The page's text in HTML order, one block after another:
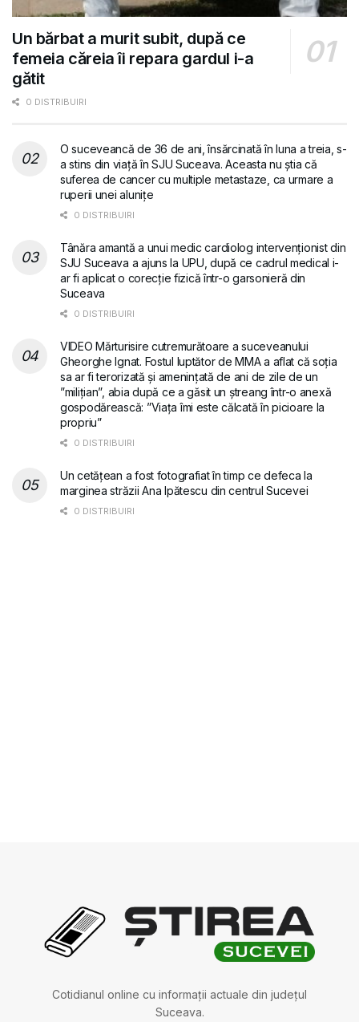
Un bărbat a murit subit, după ce
femeia căreia îi repara gardul i-a
gătit
0 DISTRIBUIRI
O suceveancă de 36 de ani, însărcinată în luna a treia, s-
a stins din viață în SJU Suceava. Aceasta nu știa că
suferea de cancer cu multiple metastaze, ca urmare a
ruperii unei alunițe
0 DISTRIBUIRI
Tânăra amantă a unui medic cardiolog intervenționist din
SJU Suceava a ajuns la UPU, după ce cadrul medical i-
ar fi aplicat o corecție fizică într-o garsonieră din
Suceava
0 DISTRIBUIRI
VIDEO Mărturisire cutremurătoare a suceveanului
Gheorghe Ignat. Fostul luptător de MMA a aflat că soția
sa ar fi terorizată și amenințată de ani de zile de un
”milițian”, abia după ce a găsit un ștreang într-o anexă
gospodărească: ”Viața îmi este călcată în picioare la
propriu”
0 DISTRIBUIRI
Un cetățean a fost fotografiat în timp ce defeca la
marginea străzii Ana Ipătescu din centrul Sucevei
0 DISTRIBUIRI
Cotidianul online cu informații actuale din județul
Suceava.